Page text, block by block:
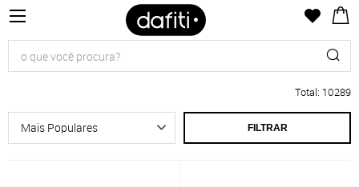
Total: 10289
FILTRAR